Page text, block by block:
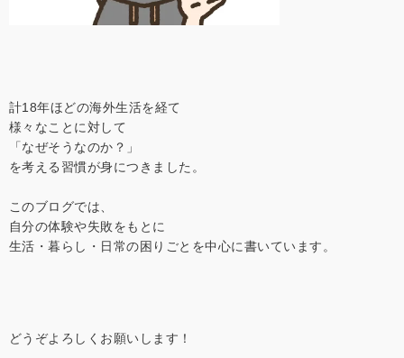
計18年ほどの海外生活を経て
様々なことに対して
「なぜそうなのか？」
を考える習慣が身につきました。
このブログでは、
自分の体験や失敗をもとに
生活・暮らし・日常の困りごとを中心に書いています。
どうぞよろしくお願いします！